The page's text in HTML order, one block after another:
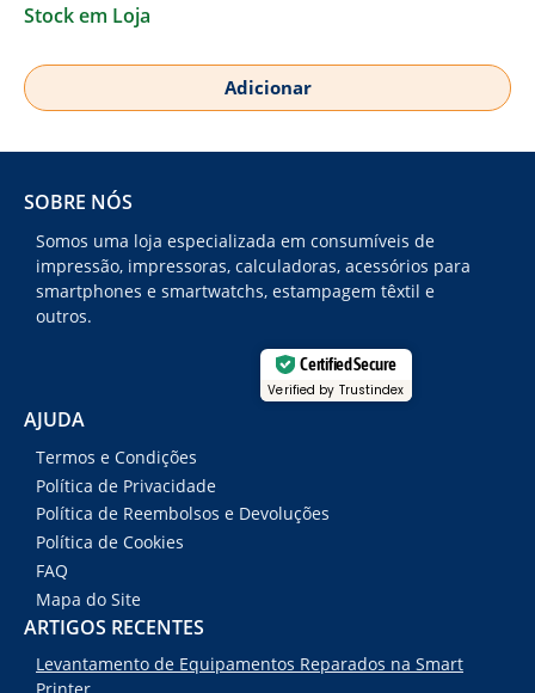
Stock em Loja
Adicionar
SOBRE NÓS
Somos uma loja especializada em consumíveis de
impressão, impressoras, calculadoras, acessórios para
smartphones e smartwatchs, estampagem têxtil e
outros.
Certified Secure
Verified by Trustindex
AJUDA
Termos e Condições
Política de Privacidade
Política de Reembolsos e Devoluções
Política de Cookies
FAQ
Mapa do Site
ARTIGOS RECENTES
Levantamento de Equipamentos Reparados na Smart